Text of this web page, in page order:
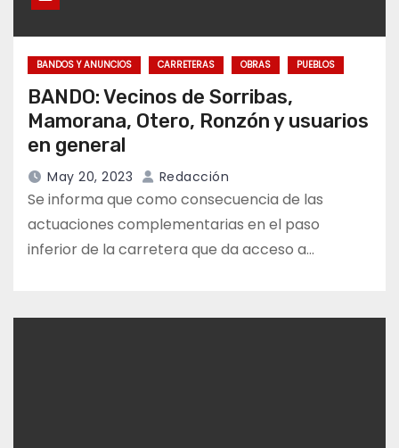
BANDOS Y ANUNCIOS CARRETERAS OBRAS PUEBLOS
BANDO: Vecinos de Sorribas,
Mamorana, Otero, Ronzón y usuarios
en general
May 20, 2023 Redacción
Se informa que como consecuencia de las
actuaciones complementarias en el paso
inferior de la carretera que da acceso a…